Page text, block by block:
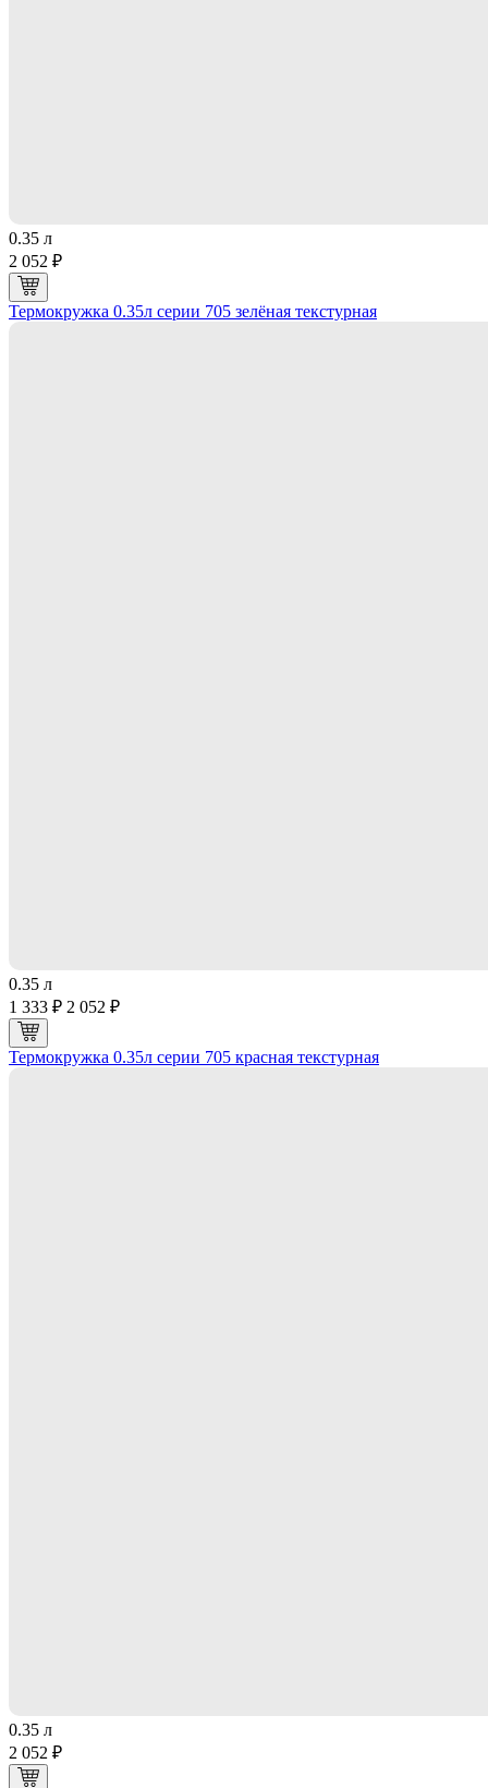
0.35 л
2 052 ₽
Термокружка 0.35л серии 705 зелёная текстурная
0.35 л
1 333 ₽ 2 052 ₽
Термокружка 0.35л серии 705 красная текстурная
0.35 л
2 052 ₽